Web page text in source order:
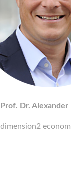
Prof. Dr. Alexander
dimension2